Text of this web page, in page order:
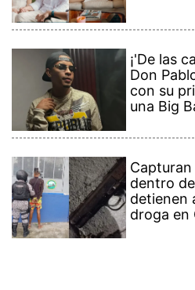
¡'De las
Don
con su
una Big
dentro
detienen
droga en